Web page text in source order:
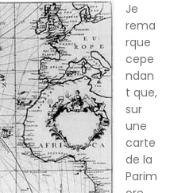
Je
rema
rque
cepe
ndan
t que,
sur
une
carte
de la
Parim